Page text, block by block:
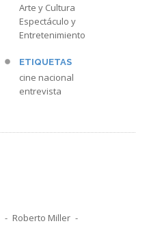
Arte y Cultura
Espectáculo y
Entretenimiento
ETIQUETAS
cine nacional
entrevista
Roberto Miller